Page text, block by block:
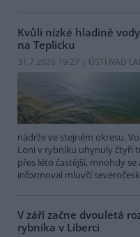
Kvůli nízké hladině
na Teplicku
31.7.2026 19:27 | ÚSTÍ NAD
nádrže ve stejném okresu.
Loni v rybníku uhynuly čtyři
přes léto častější, mnohdy
informoval mluvčí
V září začne dvouletá
rybníka v Liberci